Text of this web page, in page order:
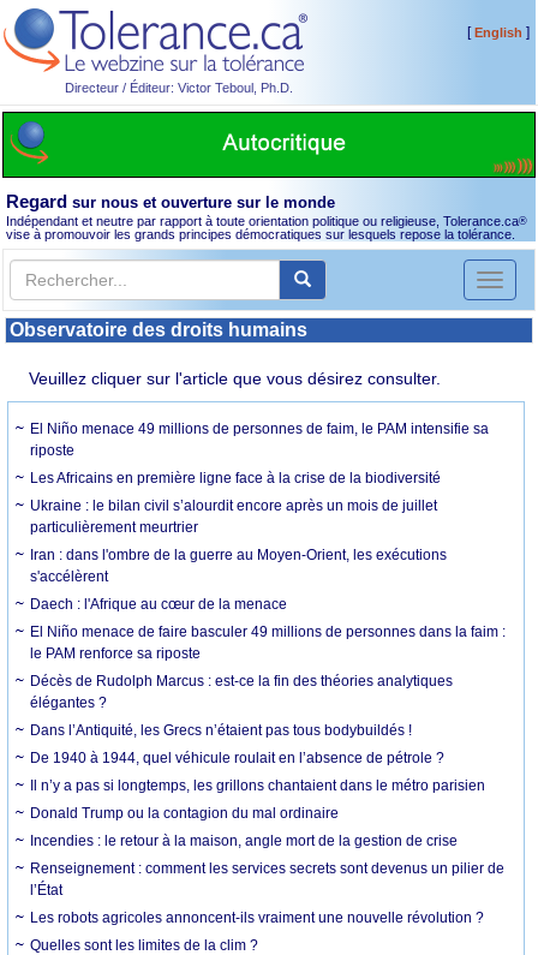
Directeur / Éditeur: Victor Teboul, Ph.D.
[English ]
Regard sur nous et ouverture sur le monde
Indépendant et neutre par rapport à toute orientation politique ou religieuse, Tolerance.ca®
vise à promouvoir les grands principes démocratiques sur lesquels repose la tolérance.
Toggle
Observatoire des droits humains
Veuillez cliquer sur l'article que vous désirez consulter.
El Niño menace 49 millions de personnes de faim, le PAM intensifie sa
riposte
Les Africains en première ligne face à la crise de la biodiversité
Ukraine : le bilan civil s’alourdit encore après un mois de juillet
particulièrement meurtrier
Iran : dans l'ombre de la guerre au Moyen-Orient, les exécutions
s'accélèrent
Daech : l'Afrique au cœur de la menace
El Niño menace de faire basculer 49 millions de personnes dans la faim :
le PAM renforce sa riposte
Décès de Rudolph Marcus : est-ce la fin des théories analytiques
élégantes ?
Dans l’Antiquité, les Grecs n’étaient pas tous bodybuildés !
De 1940 à 1944, quel véhicule roulait en l’absence de pétrole ?
Il n’y a pas si longtemps, les grillons chantaient dans le métro parisien
Donald Trump ou la contagion du mal ordinaire
Incendies : le retour à la maison, angle mort de la gestion de crise
Renseignement : comment les services secrets sont devenus un pilier de
l’État
Les robots agricoles annoncent-ils vraiment une nouvelle révolution ?
Quelles sont les limites de la clim ?